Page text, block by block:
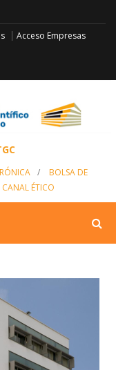
Acceso Empresas
/
BOLSA DE
CANAL ÉTICO